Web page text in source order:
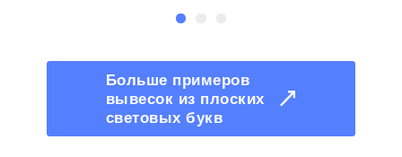
Больше примеров
вывесок из плоских
световых букв